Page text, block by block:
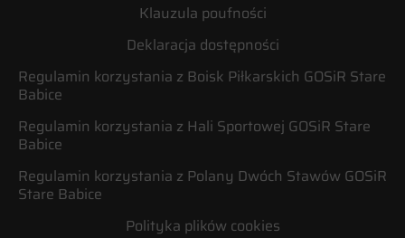
Klauzula poufności
Deklaracja dostępności
Regulamin korzystania z Boisk Piłkarskich GOSiR Stare
Babice
Regulamin korzystania z Hali Sportowej GOSiR Stare
Babice
Regulamin korzystania z Polany Dwóch Stawów GOSiR
Stare Babice
Polityka plików cookies